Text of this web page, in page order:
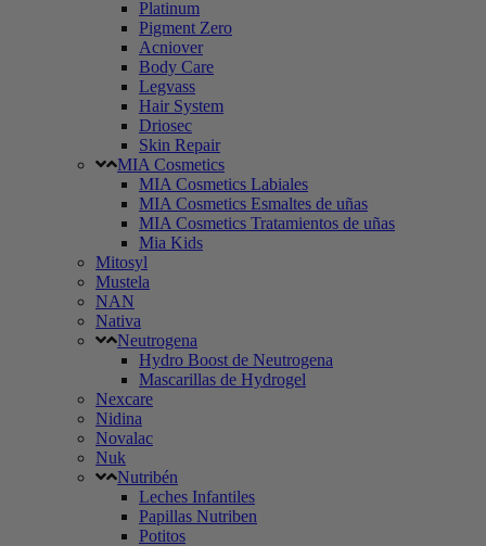
Platinum
Pigment Zero
Acniover
Body Care
Legvass
Hair System
Driosec
Skin Repair
MIA Cosmetics
MIA Cosmetics Labiales
MIA Cosmetics Esmaltes de uñas
MIA Cosmetics Tratamientos de uñas
Mia Kids
Mitosyl
Mustela
NAN
Nativa
Neutrogena
Hydro Boost de Neutrogena
Mascarillas de Hydrogel
Nexcare
Nidina
Novalac
Nuk
Nutribén
Leches Infantiles
Papillas Nutriben
Potitos